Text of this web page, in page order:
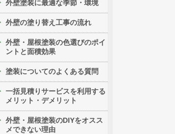
外壁塗装に最適な季節・環境
外壁の塗り替え工事の流れ
外壁・屋根塗装の色選びのポイ
ントと面積効果
塗装についてのよくある質問
一括見積りサービスを利用する
メリット・デメリット
外壁・屋根塗装のDIYをオスス
メできない理由